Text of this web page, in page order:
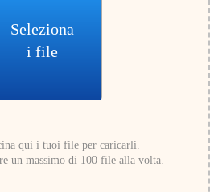
Seleziona
i file
qui i tuoi file per caricarli.
un massimo di 100 file alla volta.